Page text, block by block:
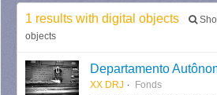
1 results with digital objects
objects
XX DRJ Fonds